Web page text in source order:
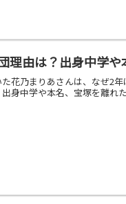
理由は？出身中学
花乃まりあさんは、なぜ2
身中学や本名、宝塚を離れ